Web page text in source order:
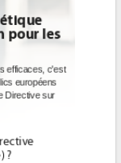
les
c'est
européens
sur